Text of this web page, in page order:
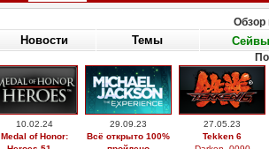
Обзор
Новости Темы Сейвы
10.02.24
Medal of Honor:
29.09.23
Всё открыто 100%
27.05.23
Tekken 6